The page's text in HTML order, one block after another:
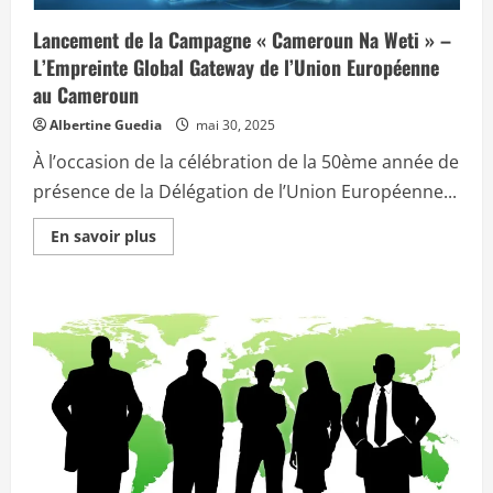
e
o
m
i
n
e
m
n
i
s
i
e
c
a
o
d
a
l
a
C
E
C
n
p
h
a
s
e
p
a
c
c
é
e
a
Lancement de la Campagne « Cameroun Na Weti » –
L’Empreinte Global Gateway de l’Union Européenne
au Cameroun
Albertine Guedia mai 30, 2025
À l’occasion de la célébration de la 50ème année de
présence de la Délégation de l’Union Européenne...
En savoir plusE
n
o
i
r
p
s
u
a